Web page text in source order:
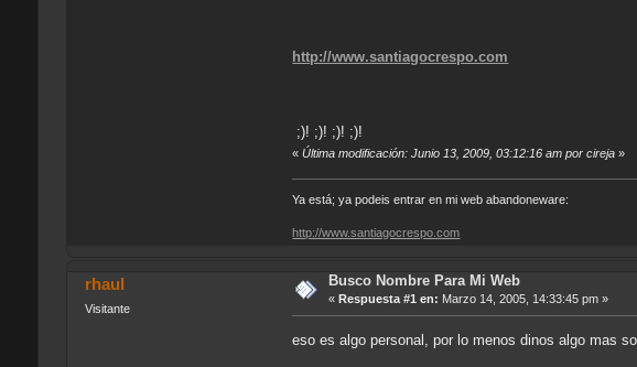
http://www.santiagocrespo.com
;)! ;)! ;)! ;)!
«Última modificación: Junio 13, 2009, 03:12:16 am por cireja »
Ya está; ya podeis entrar en mi web abandoneware:
http://www.santiagocrespo.com
rhaul
Visitante
Busco Nombre Para Mi Web
« Respuesta #1 en: Marzo 14, 2005, 14:33:45 pm »
eso es algo personal, por lo menos dinos algo mas